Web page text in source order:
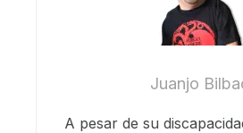
Juanjo
A pesar de su